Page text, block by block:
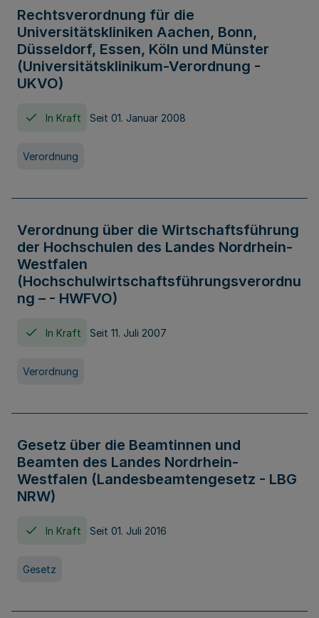
Rechtsverordnung für die
Universitätskliniken Aachen, Bonn,
Düsseldorf, Essen, Köln und Münster
(Universitätsklinikum-Verordnung -
UKVO)
In Kraft Seit 01. Januar 2008
Verordnung
Verordnung über die Wirtschaftsführung
der Hochschulen des Landes Nordrhein-
Westfalen
(Hochschulwirtschaftsführungsverordnu
ng – - HWFVO)
In Kraft Seit 11. Juli 2007
Verordnung
Gesetz über die Beamtinnen und
Beamten des Landes Nordrhein-
Westfalen (Landesbeamtengesetz - LBG
NRW)
In Kraft Seit 01. Juli 2016
Gesetz